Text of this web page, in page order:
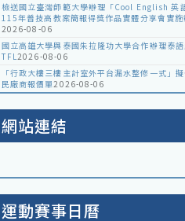
檢送國立臺灣師範大學辦理「Cool English 英
115年普技高教案簡報得獎作品實體分享會實
2026-08-06
國立高雄大學與泰國朱拉隆功大學合作辦理泰
TFL2026-08-06
「行政大樓三樓主計室外平台漏水整修一式」
民廠商報價單2026-08-06
網站連結
運動賽事日曆